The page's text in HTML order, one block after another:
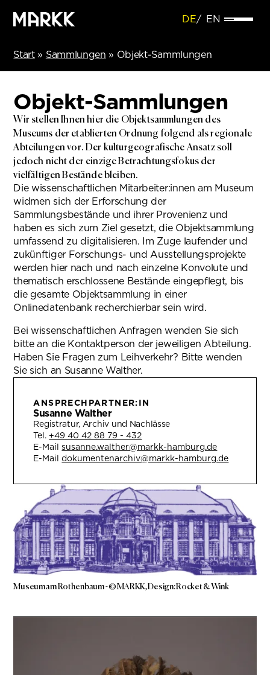
DE EN
Start» Sammlungen » Objekt-Sammlungen
Objekt-Sammlungen
Wir stellen Ihnen hier die Objektsammlungen des
Museums der etablierten Ordnung folgend als regionale
Abteilungen vor. Der kulturgeografische Ansatz soll
jedoch nicht der einzige Betrachtungsfokus der
vielfältigen Bestände bleiben.
Die wissenschaftlichen Mitarbeiter:innen am Museum
widmen sich der Erforschung der
Sammlungsbestände und ihrer Provenienz und
haben es sich zum Ziel gesetzt, die Objektsammlung
umfassend zu digitalisieren. Im Zuge laufender und
zukünftiger Forschungs- und Ausstellungsprojekte
werden hier nach und nach einzelne Konvolute und
thematisch erschlossene Bestände eingepflegt, bis
die gesamte Objektsammlung in einer
Onlinedatenbank recherchierbar sein wird.
Bei wissenschaftlichen Anfragen wenden Sie sich
bitte an die Kontaktperson der jeweiligen Abteilung.
Haben Sie Fragen zum Leihverkehr? Bitte wenden
Sie sich an Susanne Walther.
ANSPRECHPARTNER:IN
Susanne Walther
Registratur, Archiv und Nachlässe
Tel. +49 40 42 88 79 - 432
E-Mailsusanne.walther@markk-hamburg.de
E-Maildokumentenarchiv@markk-hamburg.de
Museum am Rothenbaum - © MARKK, Design: Rocket & Wink